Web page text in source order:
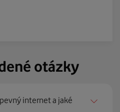
otázky
internet a jaké